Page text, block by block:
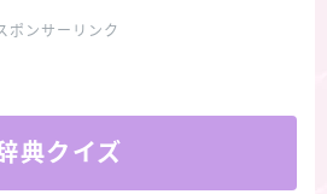
ポンサーリンク
典クイズ